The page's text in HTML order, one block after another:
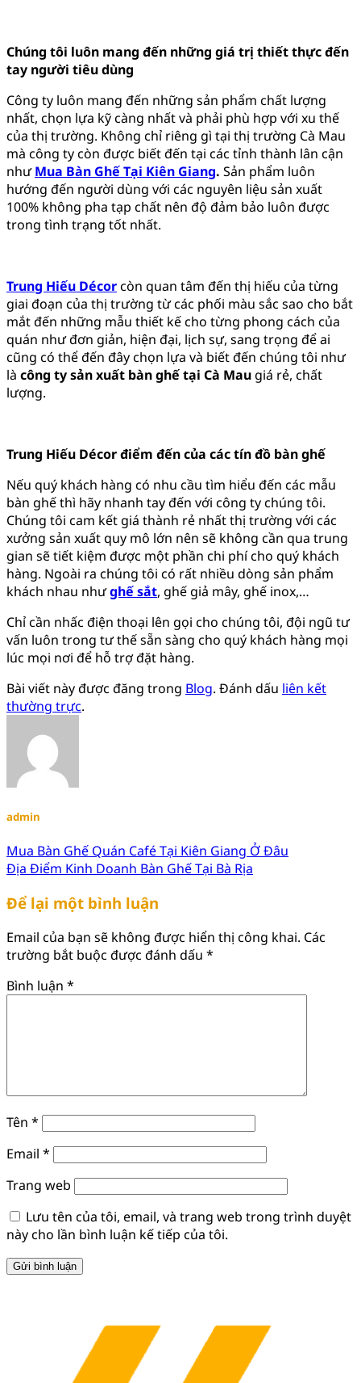
Chúng tôi luôn mang đến những giá trị thiết thực đến
tay người tiêu dùng
Công ty luôn mang đến những sản phẩm chất lượng
nhất, chọn lựa kỹ càng nhất và phải phù hợp với xu thế
của thị trường. Không chỉ riêng gì tại thị trường Cà Mau
mà công ty còn được biết đến tại các tỉnh thành lân cận
nhưMua Bàn Ghế Tại Kiên Giang. Sản phẩm luôn
hướng đến người dùng với các nguyên liệu sản xuất
100% không pha tạp chất nên độ đảm bảo luôn được
trong tình trạng tốt nhất.
Trung Hiếu Décorcòn quan tâm đến thị hiếu của từng
giai đoạn của thị trường từ các phối màu sắc sao cho bắt
mắt đến những mẫu thiết kế cho từng phong cách của
quán như đơn giản, hiện đại, lịch sự, sang trọng để ai
cũng có thể đến đây chọn lựa và biết đến chúng tôi như
là công ty sản xuất bàn ghế tại Cà Mau giá rẻ, chất
lượng.
Trung Hiếu Décor điểm đến của các tín đồ bàn ghế
Nếu quý khách hàng có nhu cầu tìm hiểu đến các mẫu
bàn ghế thì hãy nhanh tay đến với công ty chúng tôi.
Chúng tôi cam kết giá thành rẻ nhất thị trường với các
xưởng sản xuất quy mô lớn nên sẽ không cần qua trung
gian sẽ tiết kiệm được một phần chi phí cho quý khách
hàng. Ngoài ra chúng tôi có rất nhiều dòng sản phẩm
khách nhau nhưghế sắt, ghế giả mây, ghế inox,…
Chỉ cần nhấc điện thoại lên gọi cho chúng tôi, đội ngũ tư
vấn luôn trong tư thế sẵn sàng cho quý khách hàng mọi
lúc mọi nơi để hỗ trợ đặt hàng.
Bài viết này được đăng trong Blog. Đánh dấu liên kết
thường trực.
admin
Mua Bàn Ghế Quán Café Tại Kiên Giang Ở Đâu
Địa Điểm Kinh Doanh Bàn Ghế Tại Bà Rịa
Để lại một bình luận
Email của bạn sẽ không được hiển thị công khai. Các
trường bắt buộc được đánh dấu *
Bình luận *
Tên *
Email *
Trang web
Lưu tên của tôi, email, và trang web trong trình duyệt
này cho lần bình luận kế tiếp của tôi.